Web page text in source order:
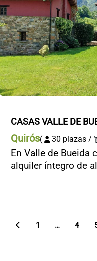
CASAS VALLE DE
Quirós( 30 plazas /
En Valle de Bueida
alquiler íntegro de
1 … 4